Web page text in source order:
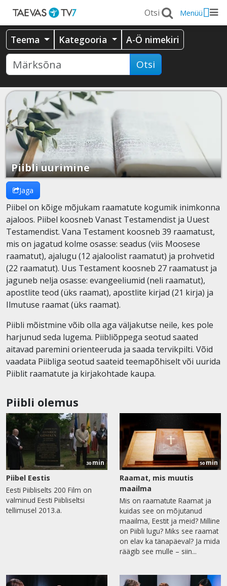
Menüü
Teema Kategooria A-Ö nimekiri
Otsi
Piibli uurimine
Jaga
Piibel on kõige mõjukam raamatute kogumik inimkonna
ajaloos. Piibel koosneb Vanast Testamendist ja Uuest
Testamendist. Vana Testament koosneb 39 raamatust,
mis on jagatud kolme osasse: seadus (viis Moosese
raamatut), ajalugu (12 ajaloolist raamatut) ja prohvetid
(22 raamatut). Uus Testament koosneb 27 raamatust ja
jaguneb nelja osasse: evangeeliumid (neli raamatut),
apostlite teod (üks raamat), apostlite kirjad (21 kirja) ja
Ilmutuse raamat (üks raamat).
Piibli mõistmine võib olla aga väljakutse neile, kes pole
harjunud seda lugema. Piibliõppega seotud saated
aitavad paremini orienteeruda ja saada tervikpilti. Võid
vaadata Piibliga seotud saateid teemapõhiselt või uurida
Piiblit raamatute ja kirjakohtade kaupa.
Piibli olemus
30 min
Piibel Eestis
Eesti Piibliselts 200 Film on
valminud Eesti Piibliseltsi
tellimusel 2013.a.
50min
Raamat, mis muutis
maailma
Mis on raamatute Raamat ja
kuidas see on mõjutanud
maailma, Eestit ja meid? Milline
on Piibli lugu? Miks see raamat
on elav ka tänapäeval? Ja mida
räägib see mulle – siin...